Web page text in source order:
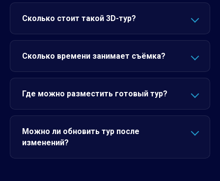
Сколько стоит такой 3D-тур?
Сколько времени занимает съёмка?
Где можно разместить готовый тур?
Можно ли обновить тур после
изменений?